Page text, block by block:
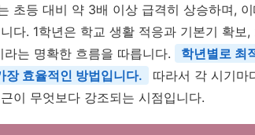
초등 대비 약 3배 이상 급격히 상승하며,
다. 1학년은 학교 생활 적응과 기본기 확
는 명확한 흐름을 따릅니다.
학년별로 최
장 효율적인 방법입니다.
따라서 각 시기마
이 무엇보다 강조되는 시점입니다.